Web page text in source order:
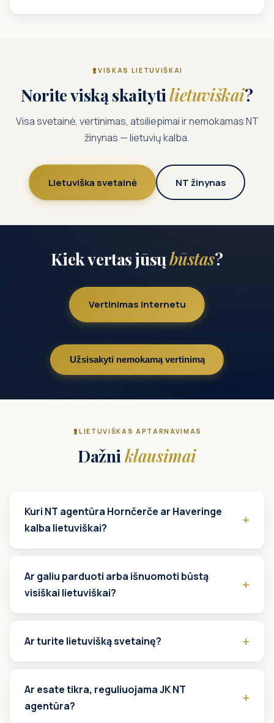
VISKAS LIETUVIŠKAI
Norite viską skaitytilietuviškai?
Visa svetainė, vertinimas, atsiliepimai ir nemokamas NT
žinynas — lietuvių kalba.
Lietuviška svetainė NT žinynas
Kiek vertas jūsųbūstas?
Vertinimas internetu
Užsisakyti nemokamą vertinimą
LIETUVIŠKAS APTARNAVIMAS
Dažniklausimai
Kuri NT agentūra Hornčerče ar Haveringe
kalba lietuviškai?
Ar galiu parduoti arba išnuomoti būstą
visiškai lietuviškai?
Ar turite lietuvišką svetainę?
Ar esate tikra, reguliuojama JK NT
agentūra?